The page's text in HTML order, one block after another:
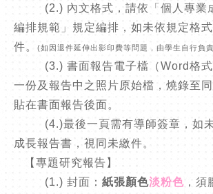
(2.) 內文格式，請依「個人專業
編排規範」規定編排，如未依規定格
件。
(如因退件延伸出影印費等問題，由學生自行負
(3.) 書面報告電子檔（Word格式
一份及報告中之照片原始檔，燒錄至
貼在書面報告後面。
(4.)最後一頁需有導師簽章，如未
成長報告書，視同未繳件。
【專題研究報告】
(1.) 封面： 紙張顏色淡粉色 ，